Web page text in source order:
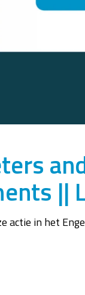
||
actie in het